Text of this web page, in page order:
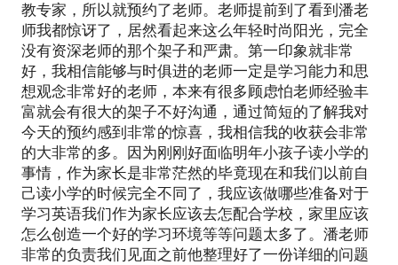
教专家，所以就预约了老师。老师提前到了看到潘老
师我都惊讶了，居然看起来这么年轻时尚阳光，完全
没有资深老师的那个架子和严肃。第一印象就非常
好，我相信能够与时俱进的老师一定是学习能力和思
想观念非常好的老师，本来有很多顾虑怕老师经验丰
富就会有很大的架子不好沟通，通过简短的了解我对
今天的预约感到非常的惊喜，我相信我的收获会非常
的大非常的多。因为刚刚好面临明年小孩子读小学的
事情，作为家长是非常茫然的毕竟现在和我们以前自
己读小学的时候完全不同了，我应该做哪些准备对于
学习英语我们作为家长应该去怎配合学校，家里应该
怎么创造一个好的学习环境等等问题太多了。潘老师
非常的负责我们见面之前他整理好了一份详细的问题